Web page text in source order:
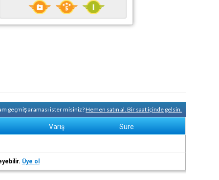
geçmiş araması ister misiniz?Hemen satın al. Bir saat içinde gelsin.
Varış Süre
Üye ol